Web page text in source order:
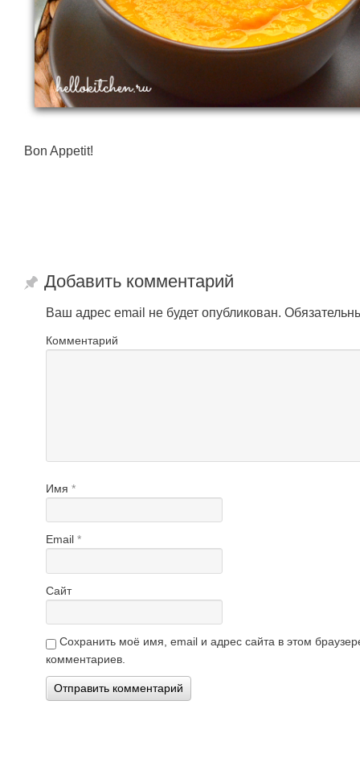
Bon Appetit!
Добавить комментарий
Ваш адрес email не будет опубликован.
Комментарий
Имя *
Email *
Сайт
Сохранить моё имя, email и адрес сайта в этом
комментариев.